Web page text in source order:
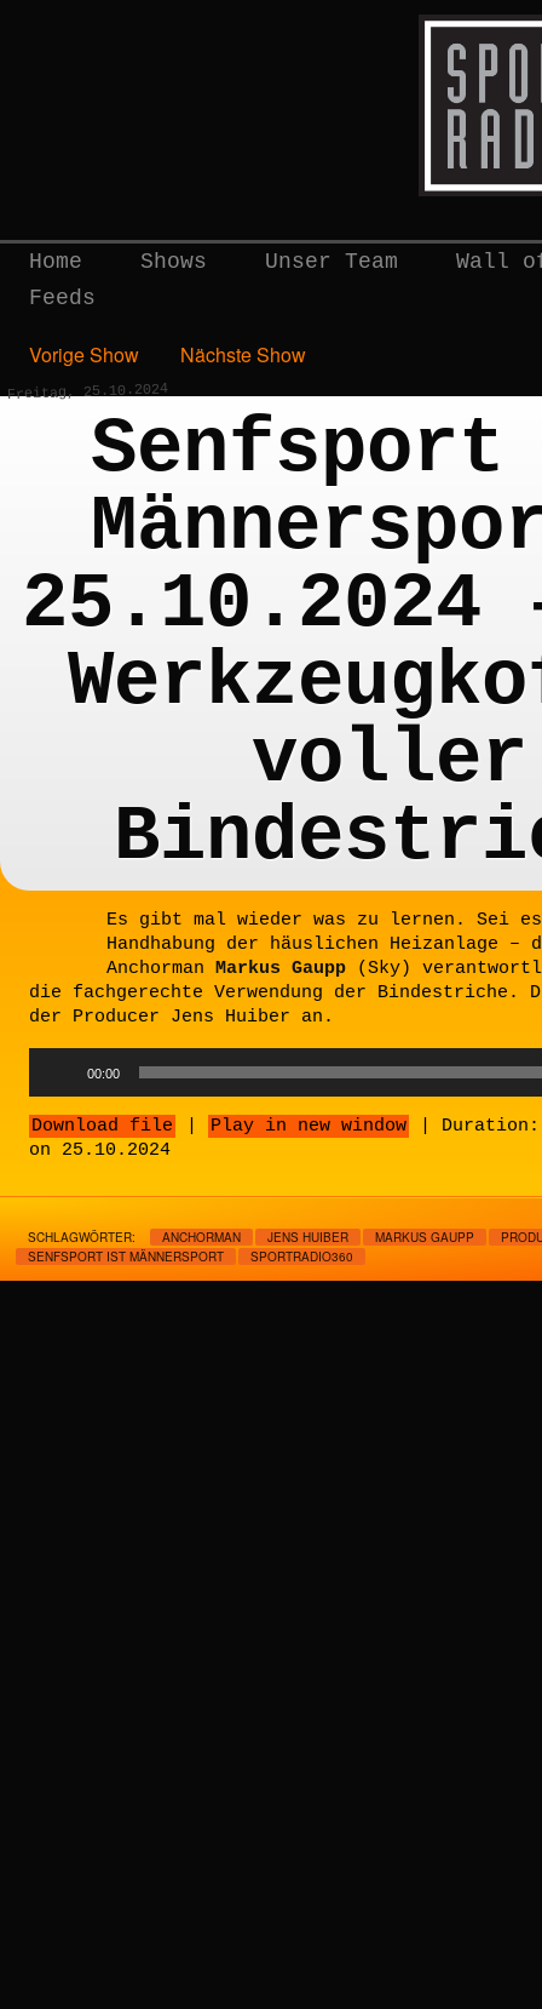
Home Shows Unser Team
Wall
Feeds
Vorige Show Nächste Show
Freitag, 25.10.2024
25.10.2024
voller
Es gibt mal wieder was zu lernen. Sei
Handhabung der häuslichen Heizanlage
Anchorman Markus Gaupp (Sky)
die fachgerechte Verwendung der Bindestriche.
der Producer Jens Huiber an.
00:00
Download file Play in new window
on 25.10.2024
SCHLAGWÖRTER: ANCHORMAN JENS HUIBER MARKUS GAUPP
SENFSPORT IST MÄNNERSPORT
SPORTRADIO360